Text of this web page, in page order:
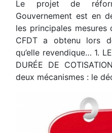
Le projet de
Gouvernement est en
les principales
CFDT a obtenu lors
qu’elle revendique… 1.
DURÉE DE
deux mécanismes : le